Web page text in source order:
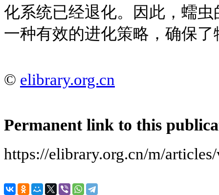
化系统已经退化。因此，蠕
一种有效的进化策略，确保
© elibrary.org.cn
Permanent link to this
https://elibrary.org.cn/m/